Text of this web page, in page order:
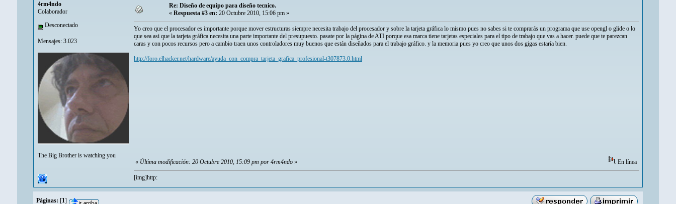
4rm4ndo
Colaborador
Desconectado
Mensajes: 3.023
The Big Brother is watching you
Re: Diseño de equipo para diseño tecnico.
« Respuesta #3 en: 20 Octubre 2010, 15:06 pm »
Yo creo que el procesador es importante porque mover estructuras siempre necesita trabajo del procesador y sobre la tarjeta gráfica lo mismo pues no sabes si te comprarás un programa que use opengl o glide o lo
que sea asi que la tarjeta gráfica necesita una parte importante del presupuesto. pasate por la página de ATI porque esa marca tiene tarjetas especiales para el tipo de trabajo que vas a hacer. puede que te parezcan
caras y con pocos recursos pero a cambio traen unos controladores muy buenos que están diseñados para el trabajo gráfico. y la memoria pues yo creo que unos dos gigas estaría bien.
http://foro.elhacker.net/hardware/ayuda_con_compra_tarjeta_grafica_profesional-t307873.0.html
« Última modificación: 20 Octubre 2010, 15:09 pm por 4rm4ndo » En línea
[img]http:
Páginas: [1]